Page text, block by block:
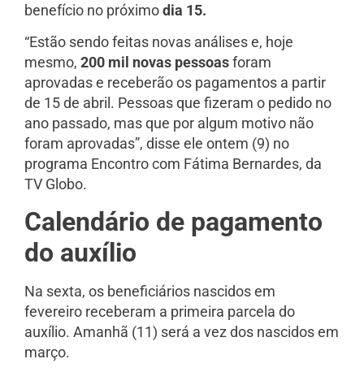
benefício no próximodia 15.
“Estão sendo feitas novas análises e, hoje
mesmo, 200 mil novas pessoasforam
aprovadas e receberão os pagamentos a partir
de 15 de abril. Pessoas que fizeram o pedido no
ano passado, mas que por algum motivo não
foram aprovadas”, disse ele ontem (9) no
programa Encontro com Fátima Bernardes, da
TV Globo.
Calendário de pagamento
do auxílio
Na sexta, os beneficiários nascidos em
fevereiro receberam a primeira parcela do
auxílio. Amanhã (11) será a vez dos nascidos em
março.